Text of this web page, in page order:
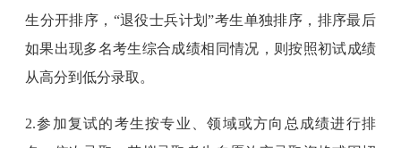
生分开排序，“退役士兵计划”考生单独排序，排序最后
如果出现多名考生综合成绩相同情况，则按照初试成绩
从高分到低分录取。
2.参加复试的考生按专业、领域或方向总成绩进行排